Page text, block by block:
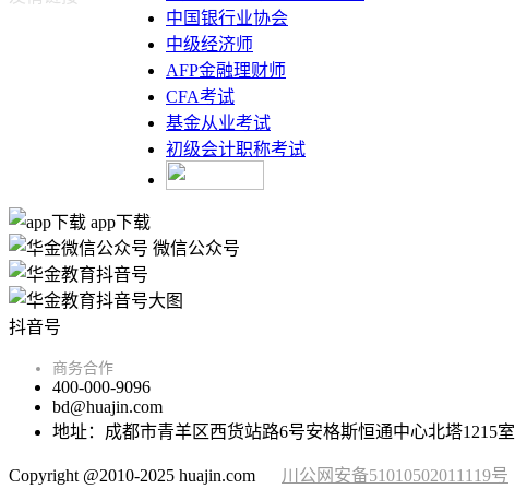
中国银行业协会
中级经济师
AFP金融理财师
CFA考试
基金从业考试
初级会计职称考试
app下载
微信公众号
抖音号
商务合作
400-000-9096
bd@huajin.com
地址：成都市青羊区西货站路6号安格斯恒通中心北塔1215室
Copyright @2010-2025 huajin.com 川公网安备51010502011119号